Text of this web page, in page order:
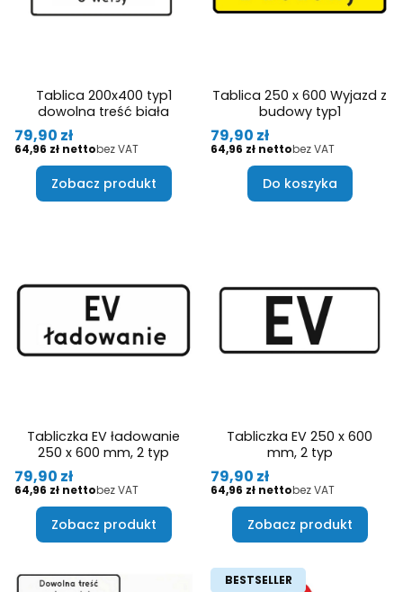
Tablica 200x400 typ1
dowolna treść biała
Cena
79,90 zł
Cena
64,96 zł bez VAT
Zobacz produkt
Tablica 250 x 600 Wyjazd z
budowy typ1
Cena
79,90 zł
Cena
64,96 zł bez VAT
Do koszyka
Tabliczka EV ładowanie
250 x 600 mm, 2 typ
Cena
79,90 zł
Cena
64,96 zł bez VAT
Zobacz produkt
Tabliczka EV 250 x 600
mm, 2 typ
Cena
79,90 zł
Cena
64,96 zł bez VAT
Zobacz produkt
BESTSELLER